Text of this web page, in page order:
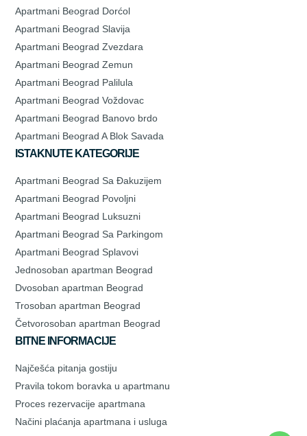
Apartmani Beograd Dorćol
Apartmani Beograd Slavija
Apartmani Beograd Zvezdara
Apartmani Beograd Zemun
Apartmani Beograd Palilula
Apartmani Beograd Voždovac
Apartmani Beograd Banovo brdo
Apartmani Beograd A Blok Savada
ISTAKNUTE KATEGORIJE
Apartmani Beograd Sa Đakuzijem
Apartmani Beograd Povoljni
Apartmani Beograd Luksuzni
Apartmani Beograd Sa Parkingom
Apartmani Beograd Splavovi
Jednosoban apartman Beograd
Dvosoban apartman Beograd
Trosoban apartman Beograd
Četvorosoban apartman Beograd
BITNE INFORMACIJE
Najčešća pitanja gostiju
Pravila tokom boravka u apartmanu
Proces rezervacije apartmana
Načini plaćanja apartmana i usluga